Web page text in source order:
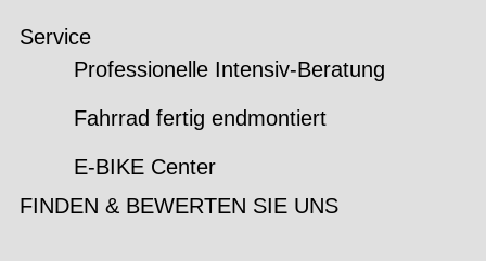
Service
Professionelle Intensiv-Beratung
Fahrrad fertig endmontiert
E-BIKE Center
FINDEN & BEWERTEN SIE UNS